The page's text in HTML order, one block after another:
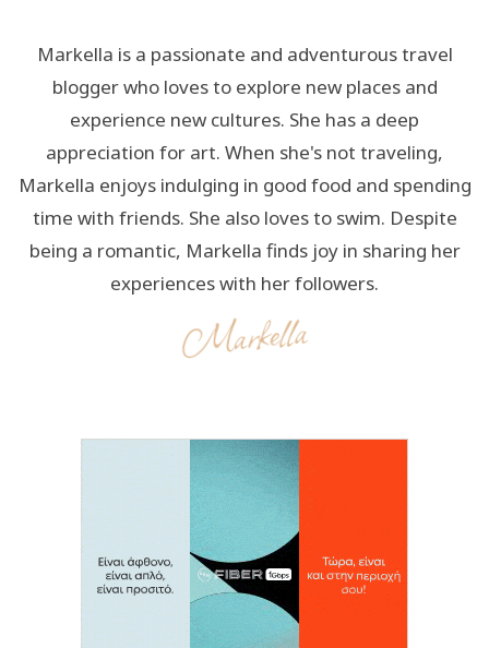
Markella is a passionate and adventurous travel
blogger who loves to explore new places and
experience new cultures. She has a deep
appreciation for art. When she's not traveling,
Markella enjoys indulging in good food and spending
time with friends. She also loves to swim. Despite
being a romantic, Markella finds joy in sharing her
experiences with her followers.